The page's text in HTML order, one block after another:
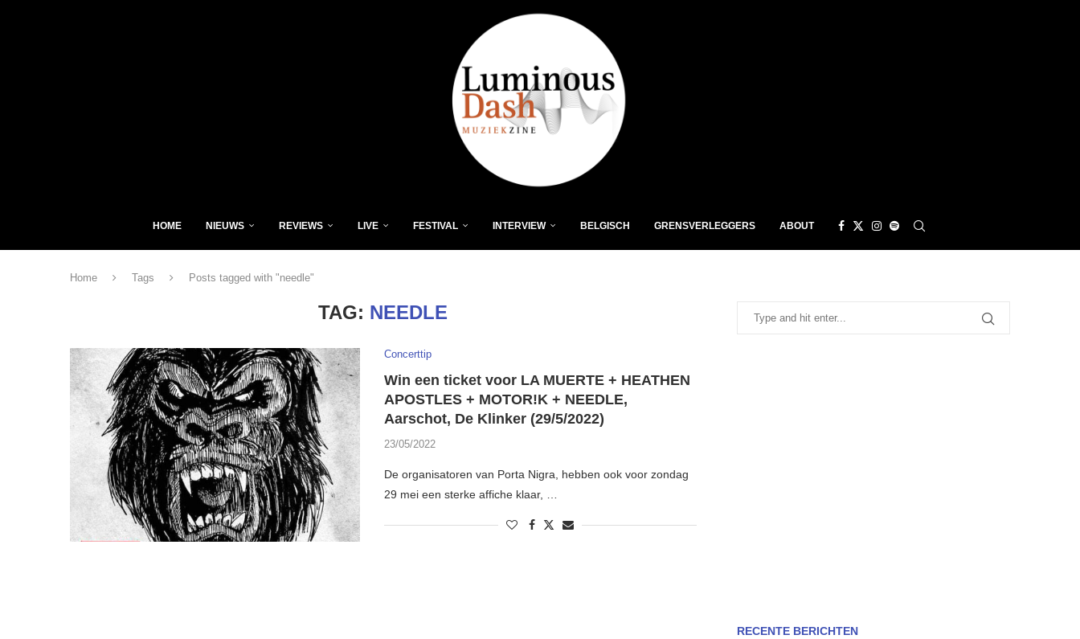
HOME NIEUWS REVIEWS LIVE FESTIVAL INTERVIEW BELGISCH GRENSVERLEGGERS ABOUT
Home Tags Posts tagged with "needle"
TAG: NEEDLE
Concerttip
Win een ticket voor LA MUERTE + HEATHEN
APOSTLES + MOTOR!K + NEEDLE,
Aarschot, De Klinker (29/5/2022)
23/05/2022
De organisatoren van Porta Nigra, hebben ook voor zondag
29 mei een sterke affiche klaar, …
RECENTE BERICHTEN